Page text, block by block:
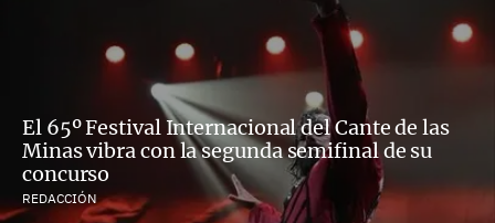
El 65º Festival Internacional del Cante de las
Minas vibra con la segunda semifinal de su
concurso
REDACCIÓN